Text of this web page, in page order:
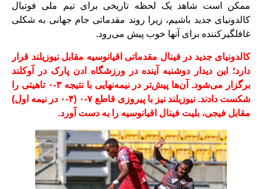
ممکن است شاهد یک لحظه تاریخی برای تیم ملی فوتبال
کالدونیای جدید باشیم، زیرا روند مقدماتی جام جهانی به شکلی
غافلگیرکننده برای آنها خوب پیش می‌رود.
کالدونیای جدید در فینال مقدماتی اقیانوسیه مقابل نیوزیلند قرار
دارد؛ این دیدار دوشنبه آینده در ورزشگاه ادن پارک در آوکلند
برگزار می‌شود. آن‌ها پیش‌تر در نیمه‌نهایی با نتیجه ۳-۰ تاهیتی را
شکست دادند. نیوزیلند نیز با پیروزی قاطع ۷-۰ (۴-۰ در نیمه اول)
مقابل فیجی، بلیت فینال اقیانوسیه را به دست آورد.